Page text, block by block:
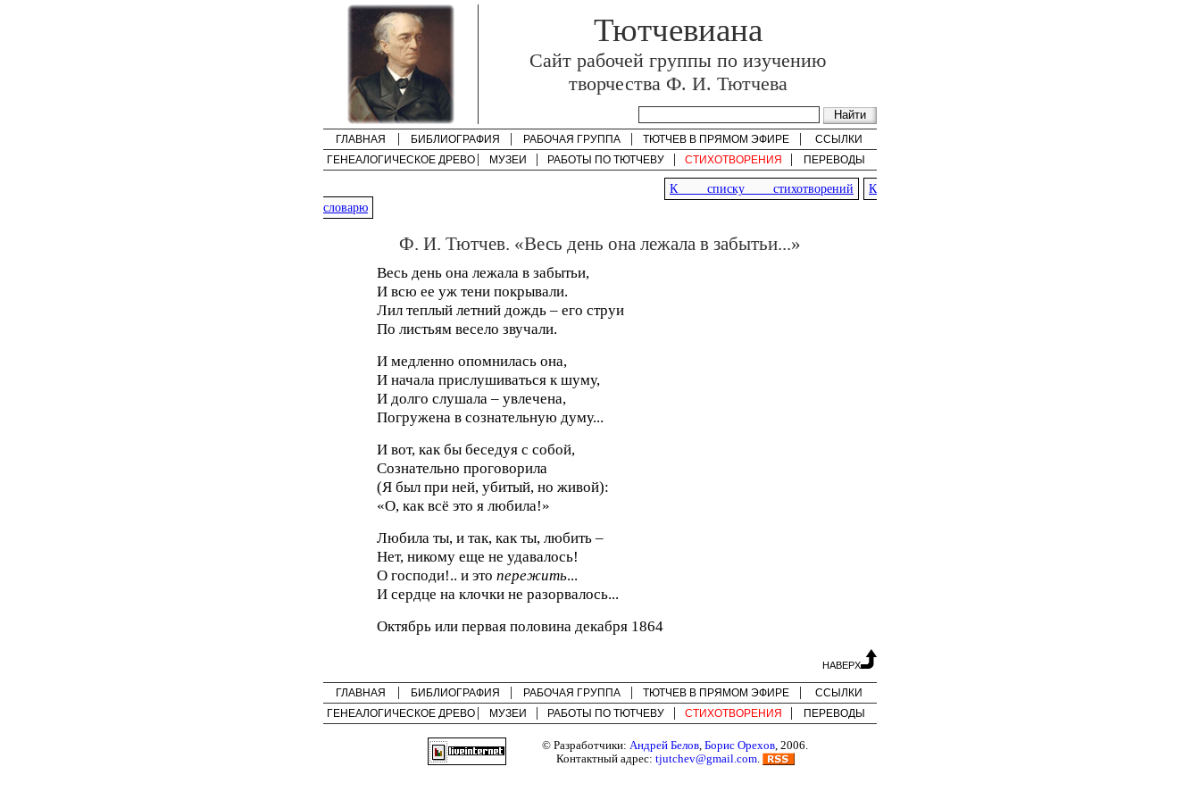
Тютчевиана
Cайт рабочей группы по изучению
творчества Ф. И. Тютчева
ГЛАВНАЯ БИБЛИОГРАФИЯ РАБОЧАЯ ГРУППА ТЮТЧЕВ В ПРЯМОМ ЭФИРЕ
ССЫЛКИ
ГЕНЕАЛОГИЧЕСКОЕ ДРЕВО
МУЗЕИ РАБОТЫ ПО ТЮТЧЕВУ СТИХОТВОРЕНИЯ ПЕРЕВОДЫ
К списку стихотворений
К
словарю
Ф. И. Тютчев. «Весь день она лежала в забытьи...»
Весь день она лежала в забытьи,
И всю ее уж тени покрывали.
Лил теплый летний дождь – его струи
По листьям весело звучали.
И медленно опомнилась она,
И начала прислушиваться к шуму,
И долго слушала – увлечена,
Погружена в сознательную думу...
И вот, как бы беседуя с собой,
Сознательно проговорила
(Я был при ней, убитый, но живой):
«О, как всё это я любила!»
Любила ты, и так, как ты, любить –
Нет, никому еще не удавалось!
О господи!.. и это пережить...
И сердце на клочки не разорвалось...
Октябрь или первая половина декабря 1864
НАВЕРХ
ГЛАВНАЯ БИБЛИОГРАФИЯ РАБОЧАЯ ГРУППА ТЮТЧЕВ В ПРЯМОМ ЭФИРЕ
ССЫЛКИ
ГЕНЕАЛОГИЧЕСКОЕ ДРЕВО
МУЗЕИ РАБОТЫ ПО ТЮТЧЕВУ СТИХОТВОРЕНИЯ ПЕРЕВОДЫ
© Разработчики: Андрей Белов, Борис Орехов, 2006.
Контактный адрес: tjutchev@gmail.com.